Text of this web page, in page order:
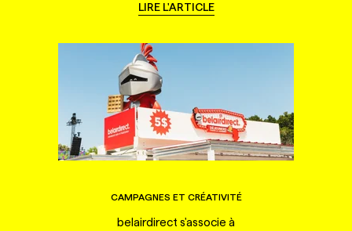
LIRE L'ARTICLE
CAMPAGNES ET CRÉATIVITÉ
belairdirect s'associe à